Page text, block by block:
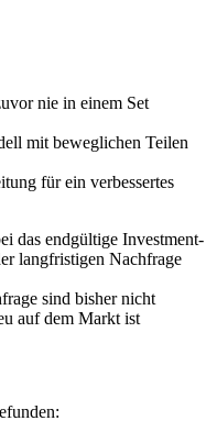
nie in einem Set
mit beweglichen Teilen
für ein verbessertes
das endgültige Investment-
langfristigen Nachfrage
sind bisher nicht
auf dem Markt ist